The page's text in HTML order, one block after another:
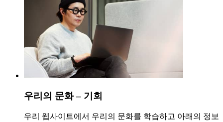
우리의 문화 – 기회
우리 웹사이트에서 우리의 문화를 학습하고 아래의 정보